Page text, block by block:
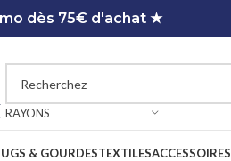
dès 75€ d'achat ★
RAYONS
& GOURDESTEXTILESACCESSOIRES